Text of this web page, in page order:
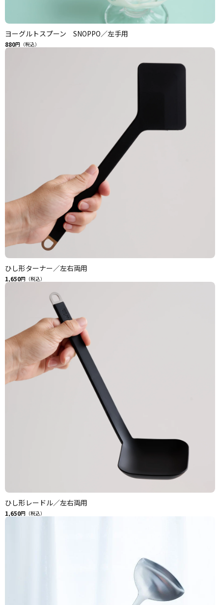
ヨーグルトスプーン SNOPPO／左手用
880円（税込）
ひし形ターナー／左右両用
1,650円（税込）
ひし形レードル／左右両用
1,650円（税込）